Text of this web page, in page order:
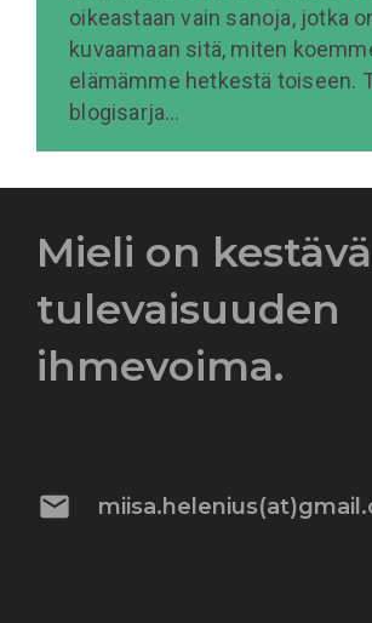
oikeastaan vain sanoja, jotka
kuvaamaan sitä, miten
elämämme hetkestä toiseen.
blogisarja…
Mieli on
tulevaisuuden
ihmevoima.
mail